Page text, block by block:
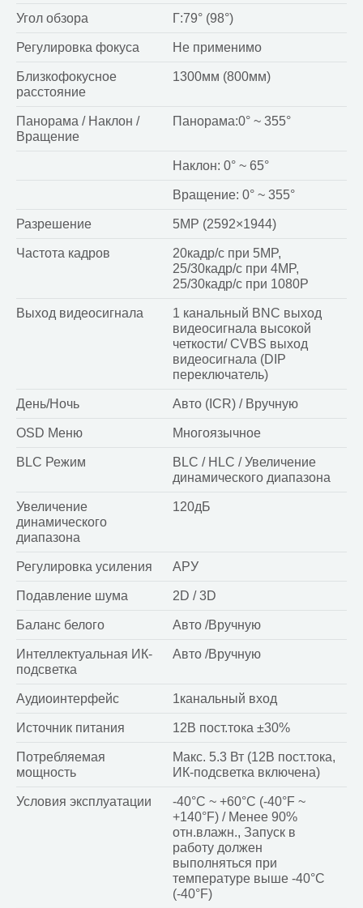
Угол обзора Г:79° (98°)
Регулировка фокуса Не применимо
Близкофокусное
расстояние
1300мм (800мм)
Панорама / Наклон /
Вращение
Панорама:0° ~ 355°
Наклон: 0° ~ 65°
Вращение: 0° ~ 355°
Разрешение 5MP (2592×1944)
Частота кадров
20кадр/с при 5MP,
25/30кадр/с при 4MP,
25/30кадр/с при 1080P
Выход видеосигнала
1 канальный BNC выход
видеосигнала высокой
четкости/ CVBS выход
видеосигнала (DIP
переключатель)
День/Ночь Авто (ICR) / Вручную
OSD Меню Многоязычное
BLC Режим
BLC / HLC / Увеличение
динамического диапазона
Увеличение
динамического
диапазона
120дБ
Регулировка усиления АРУ
Подавление шума 2D / 3D
Баланс белого Авто /Вручную
Интеллектуальная ИК-
подсветка
Авто /Вручную
Аудиоинтерфейс 1канальный вход
Источник питания 12В пост.тока ±30%
Потребляемая
мощность
Макс. 5.3 Вт (12В пост.тока,
ИК-подсветка включена)
Условия эксплуатации
-40°C ~ +60°C (-40°F ~
+140°F) / Менее 90%
отн.влажн., Запуск в
работу должен
выполняться при
температуре выше -40°C
(-40°F)